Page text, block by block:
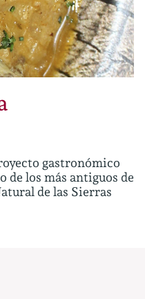
gastronómico
de los más antiguos de
de las Sierras